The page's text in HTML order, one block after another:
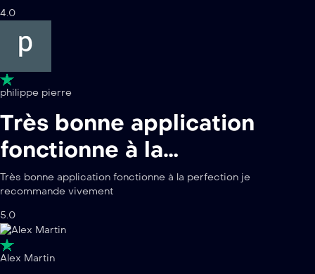
4.0
philippe pierre
Très bonne application
fonctionne à la…
Très bonne application fonctionne à la perfection je
recommande vivement
5.0
Alex Martin